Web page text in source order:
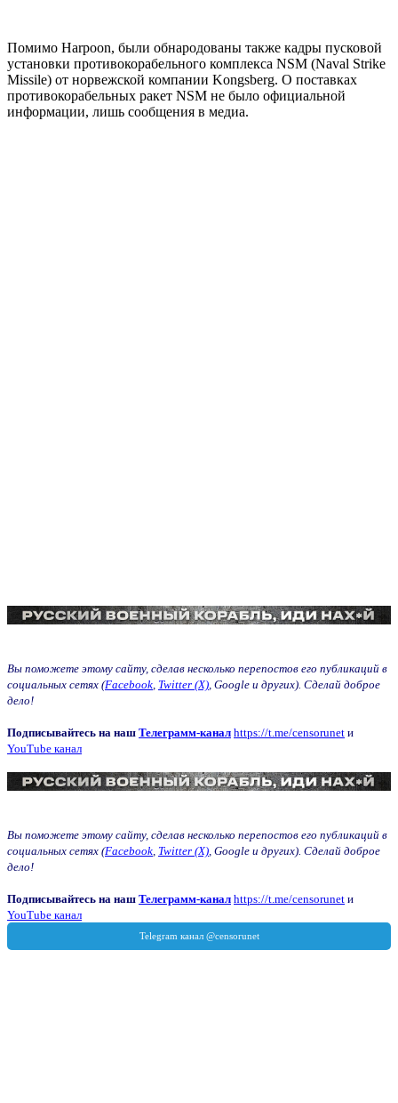
Помимо Harpoon, были обнародованы также кадры пусковой
установки противокорабельного комплекса NSM (Naval Strike
Missile) от норвежской компании Kongsberg. О поставках
противокорабельных ракет NSM не было официальной
информации, лишь сообщения в медиа.
Вы поможете этому сайту, сделав несколько перепостов его публикаций в
социальных сетях (Facebook Twitter (X) , Google и других). Сделай доброе
дело!
Подписывайтесь на наш Телеграмм-канал https://t.me/censorunet и
YouTube канал
Вы поможете этому сайту, сделав несколько перепостов его публикаций в
социальных сетях (Facebook Twitter (X) , Google и других). Сделай доброе
дело!
Подписывайтесь на наш Телеграмм-канал https://t.me/censorunet и
YouTube канал